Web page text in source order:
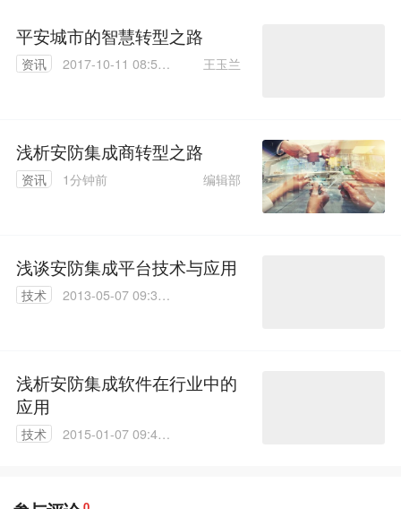
平安城市的智慧转型之路
资讯
2017-10-11 08:55:
王玉兰
浅析安防集成商转型之路
资讯 1分钟前 编辑部
浅谈安防集成平台技术与应用
技术
2013-05-07 09:36:
浅析安防集成软件在行业中的
应用
技术
2015-01-07 09:46: